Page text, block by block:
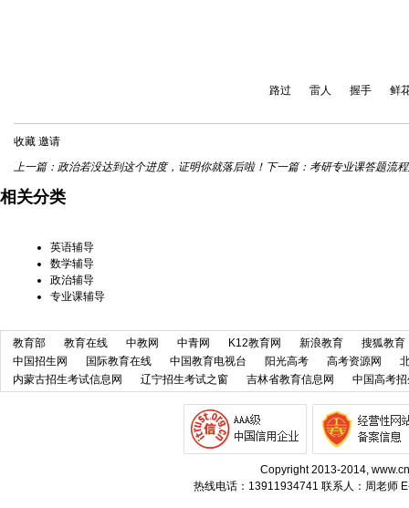
路过 雷人 握手 鲜
收藏 邀请
上一篇： 政治若没达到这个进度，证明你就落后啦！ 下一篇： 考研专业课答题流
相关分类
英语辅导
数学辅导
政治辅导
专业课辅导
教育部 教育在线 中教网 中青网 K12教育网 新浪教育
搜狐教育
中国招生网
国际教育在线 中国教育电视台 阳光高考 高考资源网
内蒙古招生考试信息网
辽宁招生考试之窗 吉林省教育信息网 中国高考
Copyright 2013-2014,
热线电话：13911934741 联系人：周老师